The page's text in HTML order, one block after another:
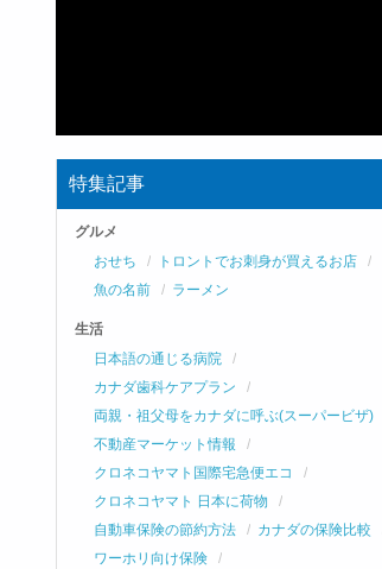
特集記事
グルメ
おせち
トロントでお刺身が買えるお店
魚の名前
ラーメン
生活
日本語の通じる病院
カナダ歯科ケアプラン
両親・祖父母をカナダに呼ぶ(スーパービザ)
不動産マーケット情報
クロネコヤマト国際宅急便エコ
クロネコヤマト 日本に荷物
自動車保険の節約方法
カナダの保険比較
ワーホリ向け保険